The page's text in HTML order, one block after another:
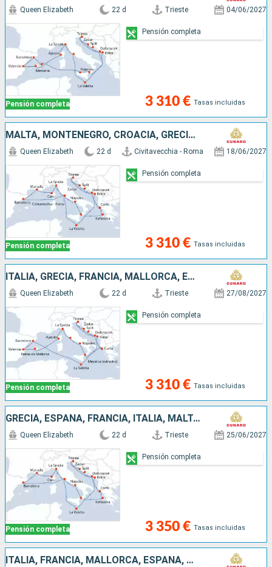
Pensión completa
Queen Elizabeth 22 d Trieste 04/06/2027
3 310 € Tasas incluidas
Pensión completa
MALTA, MONTENEGRO, CROACIA, GRECIA, ITALIA, ESPAÑA, FRANCIA
Pensión completa
Queen Elizabeth 22 d Civitavecchia - Roma 18/06/2027
3 310 € Tasas incluidas
Pensión completa
ITALIA, GRECIA, FRANCIA, MALLORCA, ESPAÑA, MALTA, MONTENEGRO, CROACIA
Pensión completa
Queen Elizabeth 22 d Trieste 27/08/2027
3 310 € Tasas incluidas
Pensión completa
GRECIA, ESPAÑA, FRANCIA, ITALIA, MALTA, MONTENEGRO, CROACIA
Pensión completa
Queen Elizabeth 22 d Trieste 25/06/2027
3 350 € Tasas incluidas
Pensión completa
ITALIA, FRANCIA, MALLORCA, ESPAÑA, MALTA, MONTENEGRO, CROACIA, GRECIA